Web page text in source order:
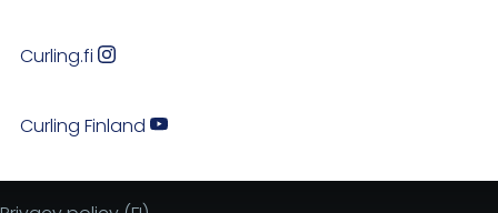
Curling.fi
Curling Finland